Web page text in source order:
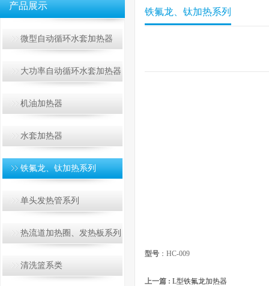
产品展示
微型自动循环水套加热器
大功率自动循环水套加热器
机油加热器
水套加热器
铁氟龙、钛加热系列
单头发热管系列
热流道加热圈、发热板系列
清洗篮系类
铁氟龙、钛加热系列
型号 ：HC-009
上一篇 : L型铁氟龙加热器